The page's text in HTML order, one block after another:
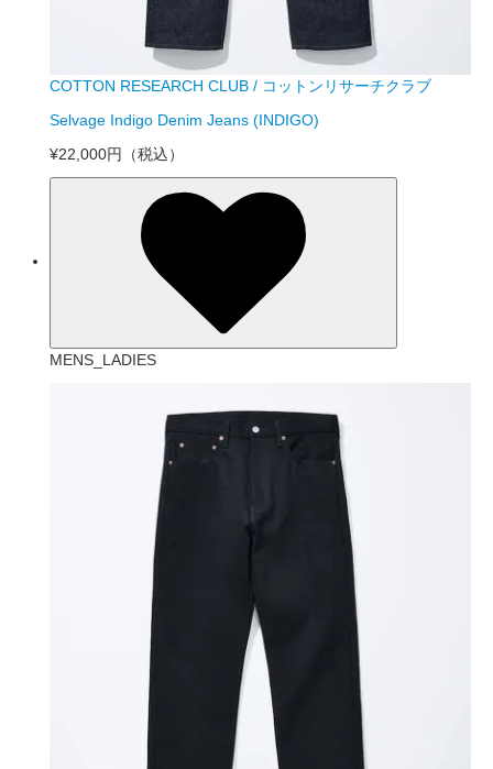
COTTON RESEARCH CLUB / コットンリサーチクラブ
Selvage Indigo Denim Jeans (INDIGO)
¥22,000円 （税込）
MENS_LADIES